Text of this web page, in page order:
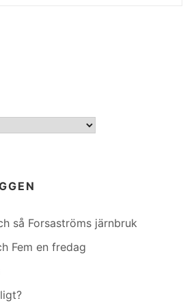
så Forsaströms järnbruk
Fem en fredag